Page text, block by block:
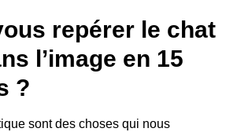
repérer le chat
l’image en 15
?
sont des choses qui nous